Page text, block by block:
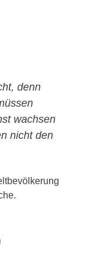
denn
wachsen
nicht den